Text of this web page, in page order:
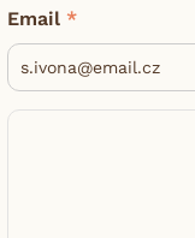
Email